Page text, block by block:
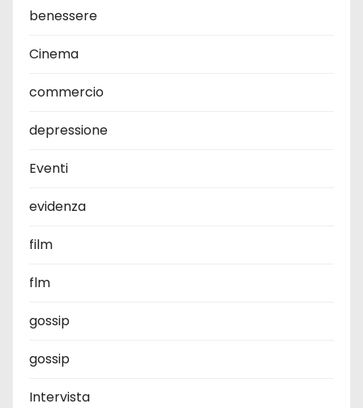
benessere
Cinema
commercio
depressione
Eventi
evidenza
film
flm
gossip
gossip
Intervista